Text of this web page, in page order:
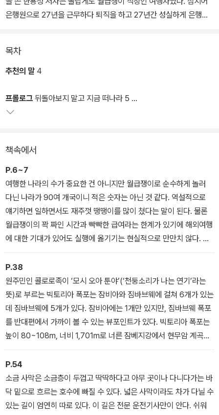
은행원으로 27년을 근무하다 퇴직을 하고 27년간 성실하게 은행원
저자는 방랑벽이 있는 자유분방한 자신이 답답한 직장생활을 견딜 수
다 발이 부르트도록 다닌 해외여행 덕분이었다고 한다. 회사에 매인
월급쟁이로 있으면서도 재주껏 땡땡이를 많이 쳤고, 그런 해외여행이
여행의 상황과 감정을 솔직하고 세밀하게 기록한 그의 여행기는 함께
여행하는 듯 생동감이 넘친다. 상세한 여정 묘사와 감상의 기록, 풍성
한 사진이 여행 속 시공간으로 독자를 이끈다. 저자는 여행에 가장 필
요한 것은 ‘용기’라고 말한다.
목차
추천의 말 4
프롤로그 뒤돌아보지 말고 지금 떠나라 5
책속에서
P.6~7
여행한 나라의 수가 중요한 건 아니지만 월급쟁이로 순수하게 놀러
다닌 나라가 90여 개국이니 적은 숫자는 아닌 것 같다. 역설적으로
얘기하면 일하면서도 재주껏 땡땡이를 많이 쳤다는 말이 된다. 물론
월급쟁이의 꽉 짜인 시간과 빡빡한 급여라는 한계가 있기에 해외여행
에 대한 기대가 있어도 실행에 옮기기는 현실적으로 만만치 않다. 그
러나 찾아보면 방법이 전혀 없는 건 아니다. 내 지난 삶이 그걸 증명한
다.
언제까지 비용과 시간을 걱정하며 언젠가는 떠나야지 하는 생각만 하
고 있을 건가. 다람쥐 쳇바퀴 같은 지루한 일상에서 틈날 때마다 관련
서적과 유튜브를 통해 구체적인 여행 계획을 짤 때의 쾌감은 그 무엇
과도 비교할 수 없다. 그곳에 가서 직접 눈으로 보고 손과 발로 느꼈을
때의 짜릿함을 상상해보라.
이 책은 여행 안내서가 아니라 여러분을 여행의 매력에 밀어넣어 이
번 휴가부터 뒤돌아보지 말고 즉시 떠나라고 꼬시는 책이다. 직장을
그만두거나 은퇴 후 지나온 직장생활을 돌이켜볼 때 후회 없는 삶을
만들기 위해서….
- 프롤로그 중에서
P.38
원주민인 콜로로족이 ‘모시 오아 툰야’(‘천둥소리가 나는 연기’라는
뜻)로 부르는 빅토리아 폭포는 잠비아와 짐바브웨에 걸쳐 6개가 있는
데 짐바브웨에 5개가 있다. 잠비아에는 1개만 있지만, 짐바브웨 폭포
를 반대편에서 가까이 볼 수 있는 뷰포인트가 있다. 빅토리아 폭포는
높이 80~108m, 너비 1,701m로 너른 잠베지강에서 현무암 계곡으
로 물을 떨구며 폭포를 이룬다. 1855년 영국 탐험가 데이비드 리빙
스턴이 발견해 여왕의 이름을 따서 ‘빅토리아’로 명명했다. 최근 짐바
브웨와 잠비아 양국이 원래 이름인 ‘모시 오아 툰야’를 찾으려 노력 중
이다.
북미의 나이아가라, 남미의 이구아수, 아프리카의 빅토리아 폭포를
P.54
소금 사막은 소금층이 두껍고 딱딱하다고 아무 곳이나 다니다가는 바
닥 밑으로 흐르는 호수에 빠질 수 있다. 넓은 사막이라도 차가 다닐 수
있는 길이 엄연히 따로 있다. 이 길은 전문 운전기사만이 안다. 쉬워